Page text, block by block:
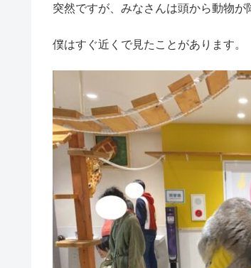
突然ですが、みなさんは頭から動物が
僕はすぐ近くで見たことがあります。